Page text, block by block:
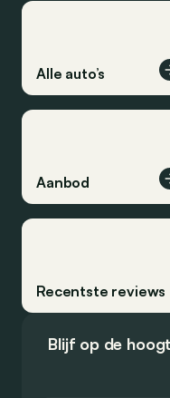
Alle auto’s
Aanbod
Recentste reviews
Blijf op de